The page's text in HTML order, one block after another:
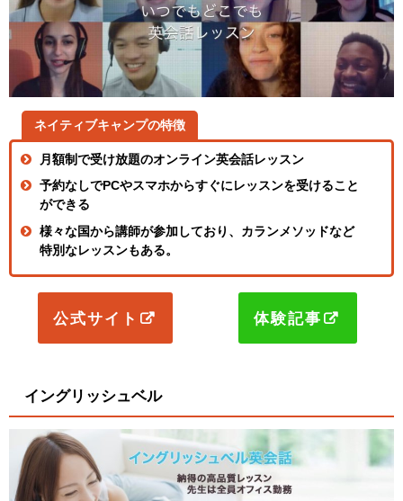
ネイティブキャンプの特徴
月額制で受け放題のオンライン英会話レッスン
予約なしでPCやスマホからすぐにレッスンを受けること
ができる
様々な国から講師が参加しており、カランメソッドなど
特別なレッスンもある。
公式サイト 体験記事
イングリッシュベル